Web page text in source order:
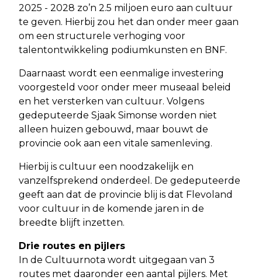
2025 - 2028 zo’n 2.5 miljoen euro aan cultuur
te geven. Hierbij zou het dan onder meer gaan
om een structurele verhoging voor
talentontwikkeling podiumkunsten en BNF.
Daarnaast wordt een eenmalige investering
voorgesteld voor onder meer museaal beleid
en het versterken van cultuur. Volgens
gedeputeerde Sjaak Simonse worden niet
alleen huizen gebouwd, maar bouwt de
provincie ook aan een vitale samenleving.
Hierbij is cultuur een noodzakelijk en
vanzelfsprekend onderdeel. De gedeputeerde
geeft aan dat de provincie blij is dat Flevoland
voor cultuur in de komende jaren in de
breedte blijft inzetten.
Drie routes en pijlers
In de Cultuurnota wordt uitgegaan van 3
routes met daaronder een aantal pijlers. Met